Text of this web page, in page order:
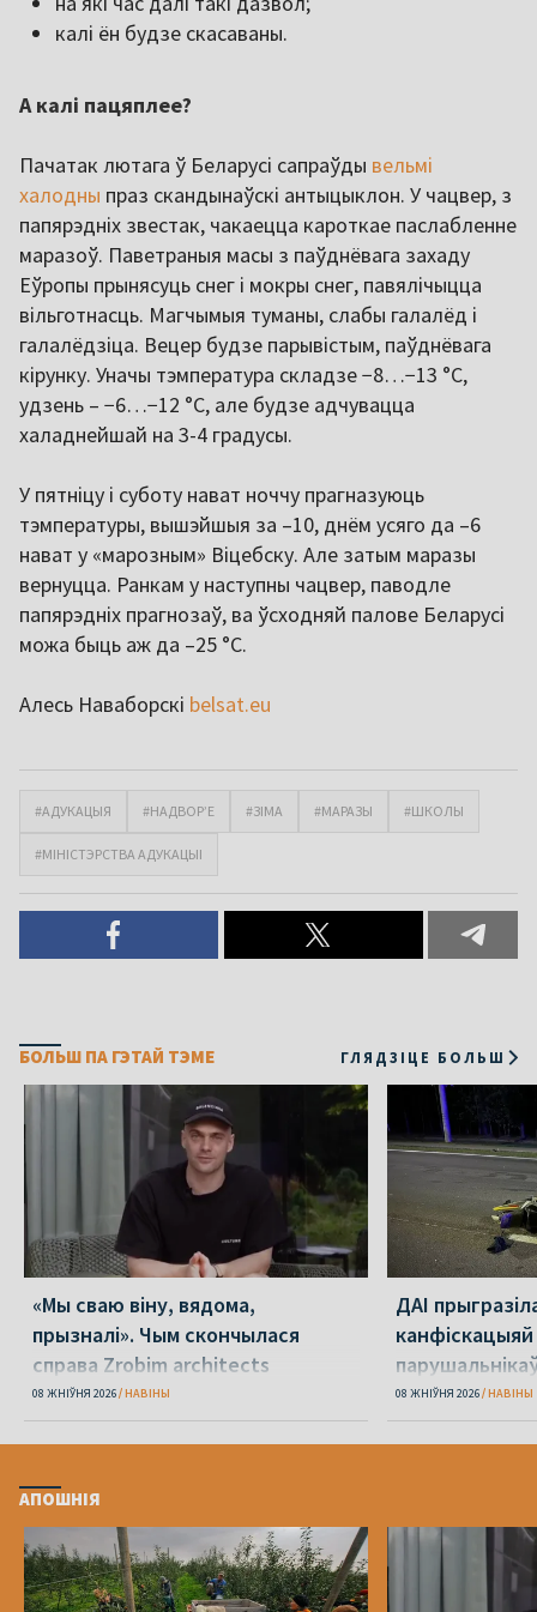
калі ён будзе скасаваны.
А калі пацяплее?
Пачатак лютага ў Беларусі сапраўды вельмі
халодны праз скандынаўскі антыцыклон. У чацвер, з
папярэдніх звестак, чакаецца кароткае паслабленне
маразоў. Паветраныя масы з паўднёвага захаду
Еўропы прынясуць снег і мокры снег, павялічыцца
вільготнасць. Магчымыя туманы, слабы галалёд і
галалёдзіца. Вецер будзе парывістым, паўднёвага
кірунку. Уначы тэмпература складзе −8…−13 °C,
удзень – −6…−12 °C, але будзе адчувацца
халаднейшай на 3-4 градусы.
У пятніцу і суботу нават ноччу прагназуюць
тэмпературы, вышэйшыя за –10, днём усяго да –6
нават у «марозным» Віцебску. Але затым маразы
вернуцца. Ранкам у наступны чацвер, паводле
папярэдніх прагнозаў, ва ўсходняй палове Беларусі
можа быць аж да –25 °С.
Алесь Наваборскі belsat.eu
#АДУКАЦЫЯ #НАДВОР’Е #ЗІМА #МАРАЗЫ #ШКОЛЫ
#МІНІСТЭРСТВА АДУКАЦЫІ
БОЛЬШ ПА ГЭТАЙ ТЭМЕ ГЛЯДЗІЦЕ БОЛЬШ
«Мы сваю віну, вядома,
прызналі». Чым скончылася
справа Zrobim architects
08 ЖНІЎНЯ 2026 НАВІНЫ
ДАІ
дронамі
08 ЖНІЎНЯ 2026 НАВІНЫ
АПОШНІЯ